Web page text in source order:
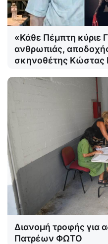
«Κάθε Πέμπτη κύριε
ανθρωπιάς,
σκηνοθέτης Κώστας
Διανομή τροφής για
Πατρέων ΦΩΤΟ